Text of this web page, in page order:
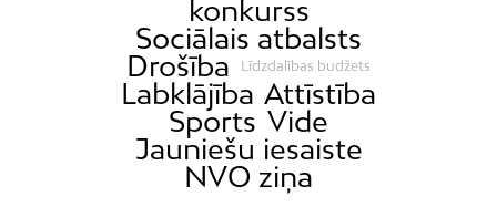
konkurss
Sociālais atbalsts
Drošība
Līdzdalības budžets
Labklājība Attīstība
Sports Vide
Jauniešu iesaiste
NVO ziņa